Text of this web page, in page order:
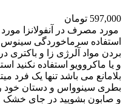
597,000 تومان
مورد مصرف در آنفولانزا
استفاده سرماخوردگی
بردن مواد آلرژی زا و باکتری
و یا ماکروویو استفاده نکنید
بلامانع می باشد تنها یک فرد
بطری سینوواس و دستان خود را
و صابون بشویید در جای خشک